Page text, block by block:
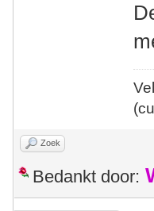
Zoek
Bedankt door: